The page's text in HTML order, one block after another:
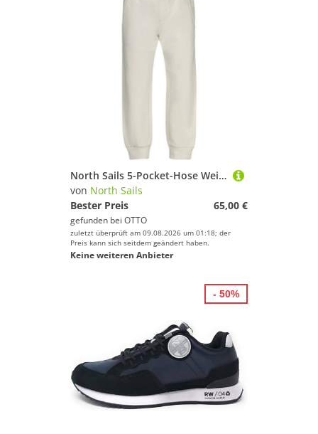
North Sails 5-Pocket-Hose Weiße Kinder Sporthose – Gefüttert mit Bündchen & Taschen
von North Sails
Bester Preis
65,00 €
gefunden bei OTTO
zuletzt überprüft am 09.08.2026 um 01:18; der
Preis kann sich seitdem geändert haben.
Keine weiteren Anbieter
- 50%